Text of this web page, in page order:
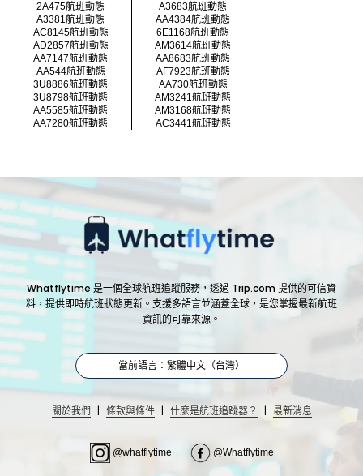
2A475航班動態
A3683航班動態
A3381航班動態
AA4384航班動態
AC8145航班動態
6E1168航班動態
AD2857航班動態
AM3614航班動態
AA7147航班動態
AA8683航班動態
AA544航班動態
AF7923航班動態
3U8886航班動態
AA730航班動態
3U8798航班動態
AM3241航班動態
AA5585航班動態
AM3168航班動態
AA7280航班動態
AC3441航班動態
Whatflytime 是一個全球航班追蹤服務，透過 Trip.com 提供的可信資
料，提供即時航班狀態更新。支援多語言並涵蓋全球，是您掌握最新航班
資訊的可靠來源。
當前語言：繁體中文（台灣）
關於我們 | 條款與條件 | 什麼是航班追蹤器？ | 最新消息
@whatflytime @Whatflytime